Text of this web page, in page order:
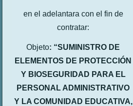
en el adelantara con el fin de
contratar:
Objeto: “SUMINISTRO DE
ELEMENTOS DE PROTECCIÓN
Y BIOSEGURIDAD PARA EL
PERSONAL ADMINISTRATIVO
Y LA COMUNIDAD EDUCATIVA,